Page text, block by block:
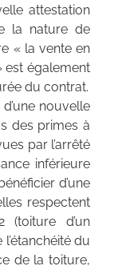
attestation
la nature de
« la vente en
est également
du contrat.
d’une nouvelle
des primes à
par l’arrêté
inférieure
d’une
respectent
(toiture d’un
du
de la toiture,